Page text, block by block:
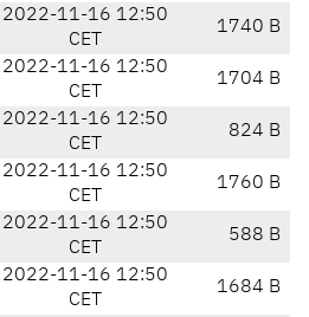
2022-11-16 12:50
CET
1740 B
2022-11-16 12:50
CET
1704 B
2022-11-16 12:50
CET
824 B
2022-11-16 12:50
CET
1760 B
2022-11-16 12:50
CET
588 B
2022-11-16 12:50
CET
1684 B